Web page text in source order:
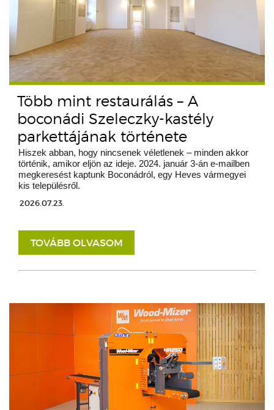
Több mint restaurálás – A
boconádi Szeleczky-kastély
parkettájának története
Hiszek abban, hogy nincsenek véletlenek – minden akkor
történik, amikor eljön az ideje. 2024. január 3-án e-mailben
megkeresést kaptunk Boconádról, egy Heves vármegyei
kis településről.
2026.07.23.
TOVÁBB OLVASOM